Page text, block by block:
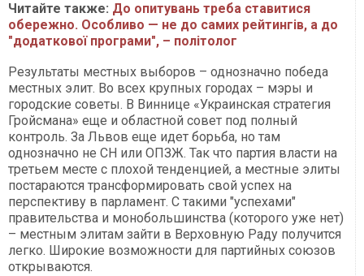
Читайте также: До опитувань треба ставитися
обережно. Особливо — не до самих рейтингів, а до
"додаткової програми", – політолог​​​​​​​
Результаты местных выборов – однозначно победа
местных элит. Во всех крупных городах – мэры и
городские советы. В Виннице «Украинская стратегия
Гройсмана» еще и областной совет под полный
контроль. За Львов еще идет борьба, но там
однозначно не СН или ОПЗЖ. Так что партия власти на
третьем месте с плохой тенденцией, а местные элиты
постараются трансформировать свой успех на
перспективу в парламент. С такими "успехами"
правительства и монобольшинства (которого уже нет)
– местным элитам зайти в Верховную Раду получится
легко. Широкие возможности для партийных союзов
открываются.